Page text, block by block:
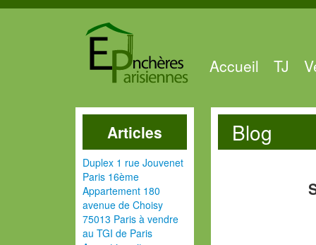
Accueil TJ
Articles
Duplex 1 rue Jouvenet
Paris 16ème
Appartement 180
avenue de Choisy
75013 Paris à vendre
au TGI de Paris
Blog